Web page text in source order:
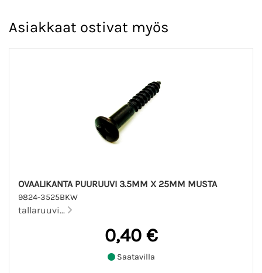
Asiakkaat ostivat myös
OVAALIKANTA PUURUUVI 3.5MM X 25MM MUSTA
9824-3525BKW
tallaruuvi...
0,40 €
Saatavilla